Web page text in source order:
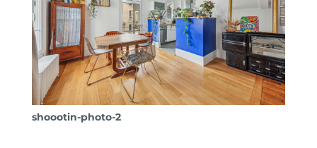
shoootin-photo-2